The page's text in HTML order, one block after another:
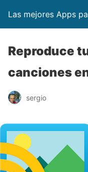
Las mejores Apps
Reproduce
canciones
sergio